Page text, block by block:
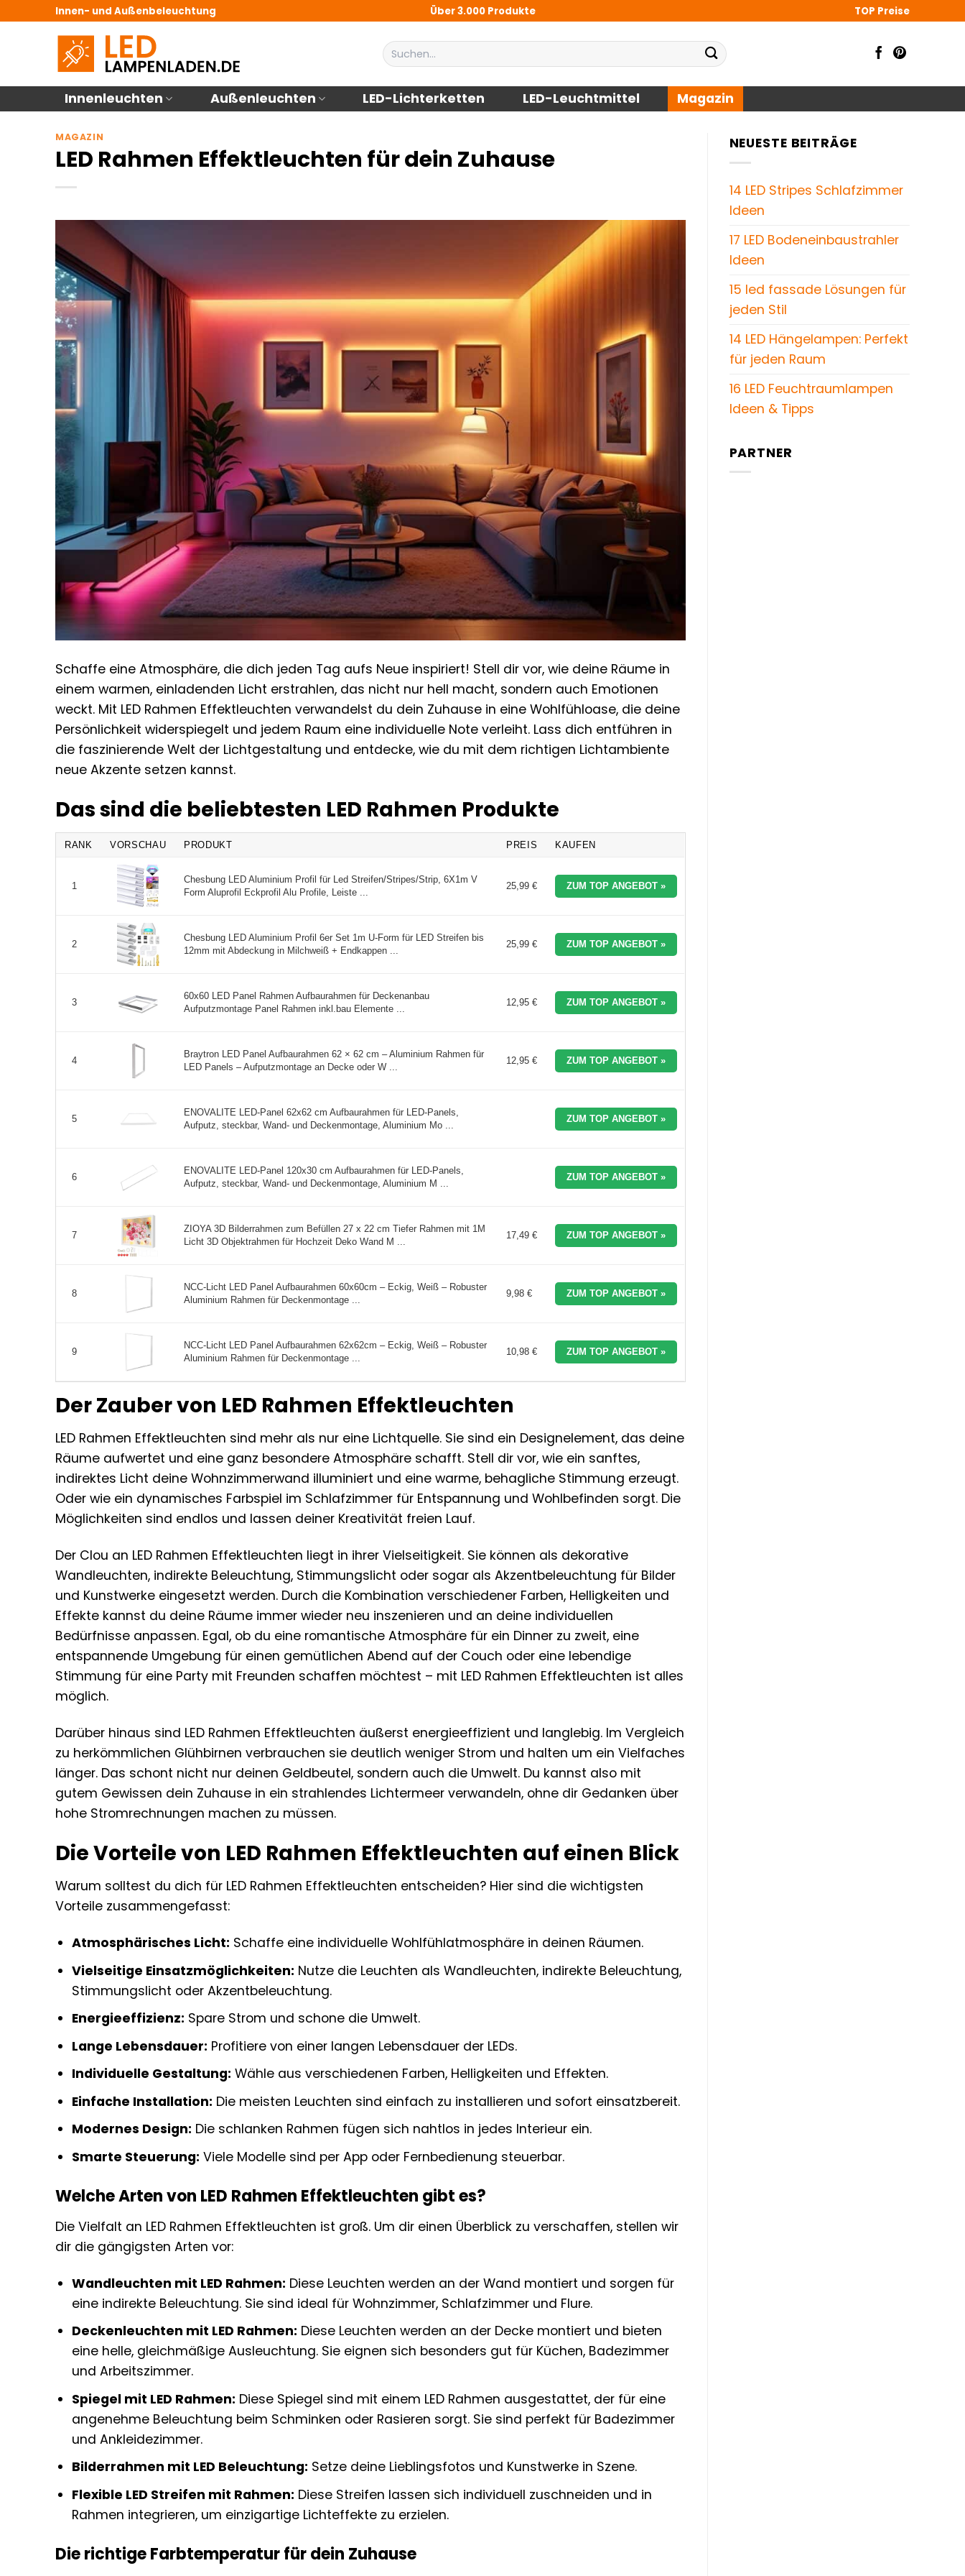
Innen- und Außenbeleuchtung Über 3.000 Produkte TOP Preise
Suchen
nach:
Innenleuchten Außenleuchten LED-Lichterketten LED-Leuchtmittel Magazin
MAGAZIN
LED Rahmen Effektleuchten für dein Zuhause
Schaffe eine Atmosphäre, die dich jeden Tag aufs Neue inspiriert! Stell dir vor, wie deine Räume in
einem warmen, einladenden Licht erstrahlen, das nicht nur hell macht, sondern auch Emotionen
weckt. Mit LED Rahmen Effektleuchten verwandelst du dein Zuhause in eine Wohlfühloase, die deine
Persönlichkeit widerspiegelt und jedem Raum eine individuelle Note verleiht. Lass dich entführen in
die faszinierende Welt der Lichtgestaltung und entdecke, wie du mit dem richtigen Lichtambiente
neue Akzente setzen kannst.
Das sind die beliebtesten LED Rahmen Produkte
RANK VORSCHAU PRODUKT PREIS KAUFEN
1
Chesbung LED Aluminium Profil für Led Streifen/Stripes/Strip, 6X1m V
Form Aluprofil Eckprofil Alu Profile, Leiste ...
25,99 € ZUM TOP ANGEBOT »
2
Chesbung LED Aluminium Profil 6er Set 1m U-Form für LED Streifen bis
12mm mit Abdeckung in Milchweiß + Endkappen ...
25,99 € ZUM TOP ANGEBOT »
3
60x60 LED Panel Rahmen Aufbaurahmen für Deckenanbau
Aufputzmontage Panel Rahmen inkl.bau Elemente ...
12,95 € ZUM TOP ANGEBOT »
4
Braytron LED Panel Aufbaurahmen 62 × 62 cm – Aluminium Rahmen für
LED Panels – Aufputzmontage an Decke oder W ...
12,95 € ZUM TOP ANGEBOT »
5
ENOVALITE LED-Panel 62x62 cm Aufbaurahmen für LED-Panels,
Aufputz, steckbar, Wand- und Deckenmontage, Aluminium Mo ...
ZUM TOP ANGEBOT »
6
ENOVALITE LED-Panel 120x30 cm Aufbaurahmen für LED-Panels,
Aufputz, steckbar, Wand- und Deckenmontage, Aluminium M ...
ZUM TOP ANGEBOT »
7
ZIOYA 3D Bilderrahmen zum Befüllen 27 x 22 cm Tiefer Rahmen mit 1M
Licht 3D Objektrahmen für Hochzeit Deko Wand M ...
17,49 € ZUM TOP ANGEBOT »
8
NCC-Licht LED Panel Aufbaurahmen 60x60cm – Eckig, Weiß – Robuster
Aluminium Rahmen für Deckenmontage ...
9,98 € ZUM TOP ANGEBOT »
9
NCC-Licht LED Panel Aufbaurahmen 62x62cm – Eckig, Weiß – Robuster
Aluminium Rahmen für Deckenmontage ...
10,98 € ZUM TOP ANGEBOT »
Der Zauber von LED Rahmen Effektleuchten
LED Rahmen Effektleuchten sind mehr als nur eine Lichtquelle. Sie sind ein Designelement, das deine
Räume aufwertet und eine ganz besondere Atmosphäre schafft. Stell dir vor, wie ein sanftes,
indirektes Licht deine Wohnzimmerwand illuminiert und eine warme, behagliche Stimmung erzeugt.
Oder wie ein dynamisches Farbspiel im Schlafzimmer für Entspannung und Wohlbefinden sorgt. Die
Möglichkeiten sind endlos und lassen deiner Kreativität freien Lauf.
Der Clou an LED Rahmen Effektleuchten liegt in ihrer Vielseitigkeit. Sie können als dekorative
Wandleuchten, indirekte Beleuchtung, Stimmungslicht oder sogar als Akzentbeleuchtung für Bilder
und Kunstwerke eingesetzt werden. Durch die Kombination verschiedener Farben, Helligkeiten und
Effekte kannst du deine Räume immer wieder neu inszenieren und an deine individuellen
Bedürfnisse anpassen. Egal, ob du eine romantische Atmosphäre für ein Dinner zu zweit, eine
entspannende Umgebung für einen gemütlichen Abend auf der Couch oder eine lebendige
Stimmung für eine Party mit Freunden schaffen möchtest – mit LED Rahmen Effektleuchten ist alles
möglich.
Darüber hinaus sind LED Rahmen Effektleuchten äußerst energieeffizient und langlebig. Im Vergleich
zu herkömmlichen Glühbirnen verbrauchen sie deutlich weniger Strom und halten um ein Vielfaches
länger. Das schont nicht nur deinen Geldbeutel, sondern auch die Umwelt. Du kannst also mit
gutem Gewissen dein Zuhause in ein strahlendes Lichtermeer verwandeln, ohne dir Gedanken über
hohe Stromrechnungen machen zu müssen.
Die Vorteile von LED Rahmen Effektleuchten auf einen Blick
Warum solltest du dich für LED Rahmen Effektleuchten entscheiden? Hier sind die wichtigsten
Vorteile zusammengefasst:
Atmosphärisches Licht: Schaffe eine individuelle Wohlfühlatmosphäre in deinen Räumen.
Vielseitige Einsatzmöglichkeiten: Nutze die Leuchten als Wandleuchten, indirekte Beleuchtung,
Stimmungslicht oder Akzentbeleuchtung.
Energieeffizienz: Spare Strom und schone die Umwelt.
Lange Lebensdauer: Profitiere von einer langen Lebensdauer der LEDs.
Individuelle Gestaltung: Wähle aus verschiedenen Farben, Helligkeiten und Effekten.
Einfache Installation: Die meisten Leuchten sind einfach zu installieren und sofort einsatzbereit.
Modernes Design: Die schlanken Rahmen fügen sich nahtlos in jedes Interieur ein.
Smarte Steuerung: Viele Modelle sind per App oder Fernbedienung steuerbar.
Welche Arten von LED Rahmen Effektleuchten gibt es?
Die Vielfalt an LED Rahmen Effektleuchten ist groß. Um dir einen Überblick zu verschaffen, stellen wir
dir die gängigsten Arten vor:
Wandleuchten mit LED Rahmen: Diese Leuchten werden an der Wand montiert und sorgen für
eine indirekte Beleuchtung. Sie sind ideal für Wohnzimmer, Schlafzimmer und Flure.
Deckenleuchten mit LED Rahmen: Diese Leuchten werden an der Decke montiert und bieten
eine helle, gleichmäßige Ausleuchtung. Sie eignen sich besonders gut für Küchen, Badezimmer
und Arbeitszimmer.
Spiegel mit LED Rahmen: Diese Spiegel sind mit einem LED Rahmen ausgestattet, der für eine
angenehme Beleuchtung beim Schminken oder Rasieren sorgt. Sie sind perfekt für Badezimmer
und Ankleidezimmer.
Bilderrahmen mit LED Beleuchtung: Setze deine Lieblingsfotos und Kunstwerke in Szene.
Flexible LED Streifen mit Rahmen: Diese Streifen lassen sich individuell zuschneiden und in
Rahmen integrieren, um einzigartige Lichteffekte zu erzielen.
Die richtige Farbtemperatur für dein Zuhause
NEUESTE BEITRÄGE
14 LED Stripes Schlafzimmer
Ideen
17 LED Bodeneinbaustrahler
Ideen
15 led fassade Lösungen für
jeden Stil
14 LED Hängelampen: Perfekt
für jeden Raum
16 LED Feuchtraumlampen
Ideen & Tipps
PARTNER